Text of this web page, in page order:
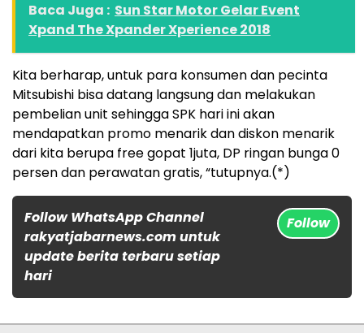
Baca Juga : Sun Star Motor Gelar Event
Xpand The Xpander Xperience 2018
Kita berharap, untuk para konsumen dan pecinta
Mitsubishi bisa datang langsung dan melakukan
pembelian unit sehingga SPK hari ini akan
mendapatkan promo menarik dan diskon menarik
dari kita berupa free gopat 1juta, DP ringan bunga 0
persen dan perawatan gratis, “tutupnya.(*)
Follow WhatsApp Channel
rakyatjabarnews.com untuk
update berita terbaru setiap
hari
Follow